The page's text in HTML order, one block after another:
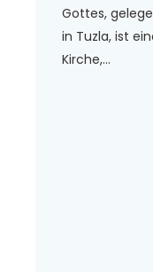
Gottes,
in Tuzla, ist
Kirche,...